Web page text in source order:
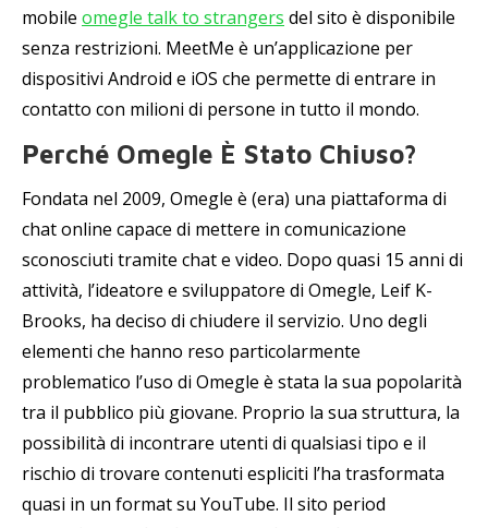
mobile omegle talk to strangers del sito è disponibile
senza restrizioni. MeetMe è un’applicazione per
dispositivi Android e iOS che permette di entrare in
contatto con milioni di persone in tutto il mondo.
Perché Omegle È Stato Chiuso?
Fondata nel 2009, Omegle è (era) una piattaforma di
chat online capace di mettere in comunicazione
sconosciuti tramite chat e video. Dopo quasi 15 anni di
attività, l’ideatore e sviluppatore di Omegle, Leif K-
Brooks, ha deciso di chiudere il servizio. Uno degli
elementi che hanno reso particolarmente
problematico l’uso di Omegle è stata la sua popolarità
tra il pubblico più giovane. Proprio la sua struttura, la
possibilità di incontrare utenti di qualsiasi tipo e il
rischio di trovare contenuti espliciti l’ha trasformata
quasi in un format su YouTube. Il sito period